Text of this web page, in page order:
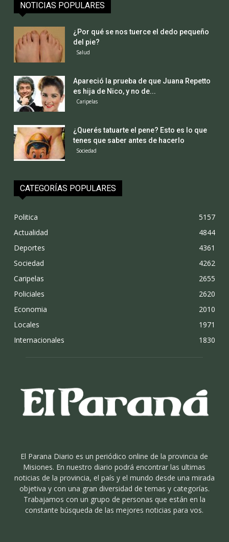
NOTICIAS POPULARES
¿Por qué se nos tuerce el dedo pequeño
del pie?
Salud
Apareció la prueba de que Juana Repetto
es hija de Nico, y no de...
Caripelas
¿Querés tatuarte el pene? Esto es lo que
tenes que saber antes de hacerlo
Sociedad
CATEGORÍAS POPULARES
Politica
5157
Actualidad
4844
Deportes
4361
Sociedad
4262
Caripelas
2655
Policiales
2620
Economia
2010
Locales
1971
Internacionales
1830
El Parana Diario es un periódico online de la provincia de
Misiones. En nuestro diario podrá encontrar las ultimas
noticias de la provincia, el país y el mundo desde una mirada
objetiva y con una gran diversidad de temas y categorías.
Trabajamos con un grupo de personas que están en la
constante búsqueda de las mejores noticias para vos.